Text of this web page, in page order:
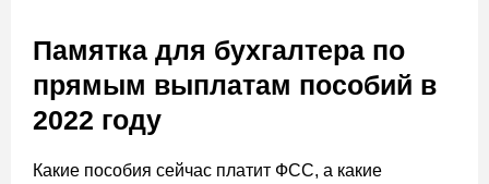
Памятка для бухгалтера по
прямым выплатам пособий в
2022 году
Какие пособия сейчас платит ФСС, а какие